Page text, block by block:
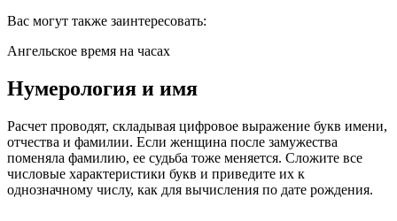
Вас могут также заинтересовать:
Ангельское время на часах
Нумерология и имя
Расчет проводят, складывая цифровое выражение букв имени,
отчества и фамилии. Если женщина после замужества
поменяла фамилию, ее судьба тоже меняется. Сложите все
числовые характеристики букв и приведите их к
однозначному числу, как для вычисления по дате рождения.